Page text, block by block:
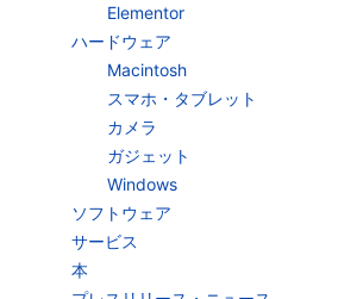
Elementor
ハードウェア
Macintosh
スマホ・タブレット
カメラ
ガジェット
Windows
ソフトウェア
サービス
本